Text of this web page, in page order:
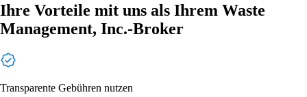
Ihre Vorteile mit uns als Ihrem Waste
Management, Inc.-Broker
Transparente Gebühren nutzen